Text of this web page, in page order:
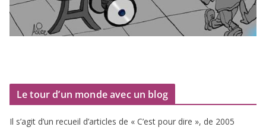
Le tour d’un monde avec un blog
Il s’agit d’un recueil d’ar­ticles de « C’est pour dire », de 2005